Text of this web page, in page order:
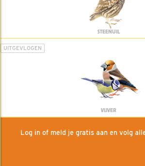
STEENUIL
UITGEVLOGEN
VIJVER
Log in of meld je gratis aan en volg